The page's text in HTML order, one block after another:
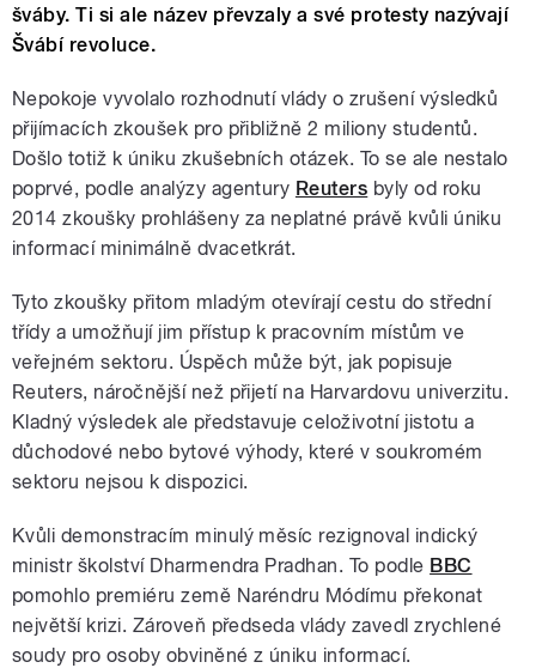
šváby. Ti si ale název převzaly a své protesty nazývají
Švábí revoluce.
Nepokoje vyvolalo rozhodnutí vlády o zrušení výsledků
přijímacích zkoušek pro přibližně 2 miliony studentů.
Došlo totiž k úniku zkušebních otázek. To se ale nestalo
poprvé, podle analýzy agentury Reuters byly od roku
2014 zkoušky prohlášeny za neplatné právě kvůli úniku
informací minimálně dvacetkrát.
Tyto zkoušky přitom mladým otevírají cestu do střední
třídy a umožňují jim přístup k pracovním místům ve
veřejném sektoru. Úspěch může být, jak popisuje
Reuters, náročnější než přijetí na Harvardovu univerzitu.
Kladný výsledek ale představuje celoživotní jistotu a
důchodové nebo bytové výhody, které v soukromém
sektoru nejsou k dispozici.
Kvůli demonstracím minulý měsíc rezignoval indický
ministr školství Dharmendra Pradhan. To podle BBC
pomohlo premiéru země Naréndru Módímu překonat
největší krizi. Zároveň předseda vlády zavedl zrychlené
soudy pro osoby obviněné z úniku informací.